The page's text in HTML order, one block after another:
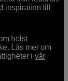
inspiration till
helst
Läs mer om
ivår